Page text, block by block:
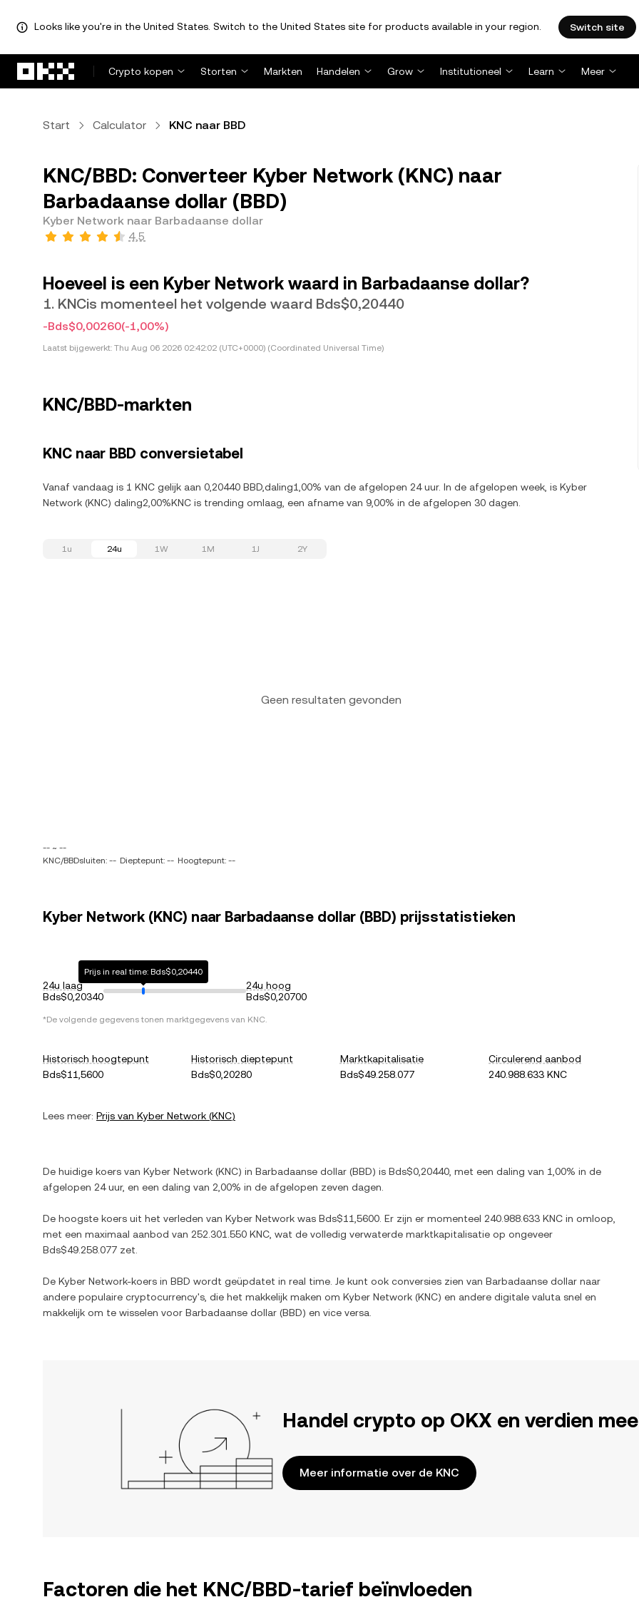
Looks like you're in the United States. Switch to the United States site for products available in your region. Switch site
Crypto kopen
Storten Markten Handelen Grow Institutioneel Learn Meer
Start Calculator KNC naar BBD
KNC/BBD: Converteer Kyber Network (KNC) naar
Barbadaanse dollar (BBD)
Kyber Network naar Barbadaanse dollar
4,5
Hoeveel is een Kyber Network waard in Barbadaanse dollar?
1. KNCis momenteel het volgende waard Bds$0,20440
-Bds$0,00260(-1,00%)
Laatst bijgewerkt: Thu Aug 06 2026 02:42:02 (UTC+0000) (Coordinated Universal Time)
KNC/BBD-markten
KNC naar BBD conversietabel
Vanaf vandaag is 1 KNC gelijk aan 0,20440 BBD,daling1,00% van de afgelopen 24 uur. In de afgelopen week, is Kyber
Network (KNC) daling2,00%KNC is trending omlaag, een afname van 9,00% in de afgelopen 30 dagen.
1u 24u 1W 1M 1J 2Y
Geen resultaten gevonden
-- ~ --
KNC/BBDsluiten: -- Dieptepunt: -- Hoogtepunt: --
Kyber Network (KNC) naar Barbadaanse dollar (BBD) prijsstatistieken
24u laag
Bds$0,20340
Prijs in real time: Bds$0,20440
24u hoog
Bds$0,20700
*De volgende gegevens tonen marktgegevens van KNC.
Historisch hoogtepunt
Bds$11,5600
Historisch dieptepunt
Bds$0,20280
Marktkapitalisatie
Bds$49.258.077
Circulerend aanbod
240.988.633 KNC
Lees meer: Prijs van Kyber Network (KNC)
De huidige koers van Kyber Network (KNC) in Barbadaanse dollar (BBD) is Bds$0,20440 , met een daling van 1,00% in de
afgelopen 24 uur, en een daling van 2,00% in de afgelopen zeven dagen.
De hoogste koers uit het verleden van Kyber Network was Bds$11,5600 . Er zijn er momenteel 240.988.633 KNC in omloop,
met een maximaal aanbod van 252.301.550 KNC , wat de volledig verwaterde marktkapitalisatie op ongeveer
Bds$49.258.077 zet.
De Kyber Network-koers in BBD wordt geüpdatet in real time. Je kunt ook conversies zien van Barbadaanse dollar naar
andere populaire cryptocurrency's, die het makkelijk maken om Kyber Network (KNC) en andere digitale valuta snel en
makkelijk om te wisselen voor Barbadaanse dollar (BBD) en vice versa.
Handel crypto op OKX en verdien
Meer informatie over de KNC
Factoren die het KNC/BBD-tarief beïnvloeden